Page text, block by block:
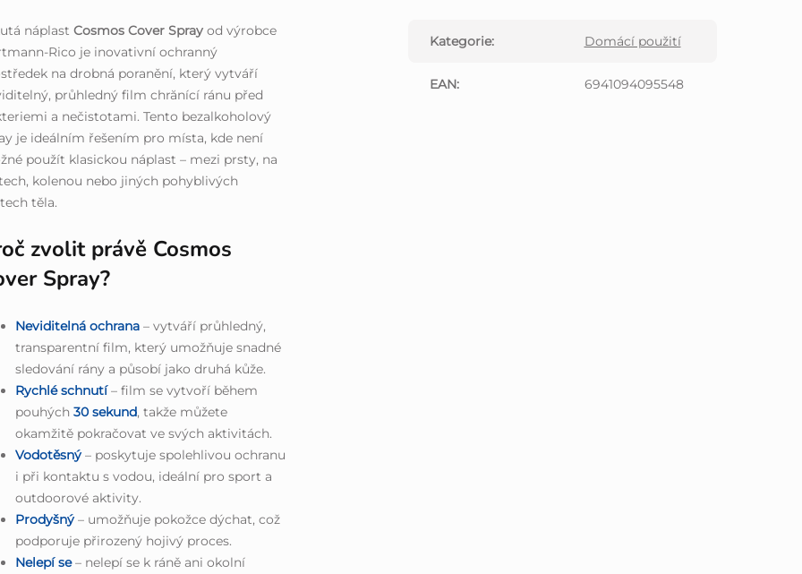
náplastCosmos Cover Spray od výrobce
Rico je inovativní ochranný
na drobná poranění, který vytváří
průhledný film chrănící ránu před
a nečistotami. Tento bezalkoholový
je ideálním řešením pro místa, kde není
použít klasickou náplast – mezi prsty, na
kolenou nebo jiných pohyblivých
těla.
zvolit právě Cosmos
Spray?
Neviditelná ochrana – vytváří průhledný,
transparentní film, který umožňuje snadné
sledování rány a působí jako druhá kůže.
Rychlé schnutí– film se vytvoří během
pouhých30 sekund, takže můžete
okamžitě pokračovat ve svých aktivitách.
Vodotěsný– poskytuje spolehlivou ochranu
i při kontaktu s vodou, ideální pro sport a
outdoorové aktivity.
Prodyšný– umožňuje pokožce dýchat, což
podporuje přirozený hojivý proces.
Nelepí se– nelepí se k ráně ani okolní
Kategorie: Domácí použití
EAN: 6941094095548